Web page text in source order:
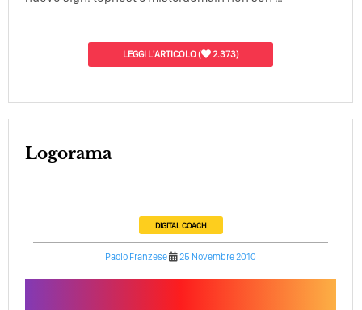
LEGGI L'ARTICOLO( 2.373)
Logorama
DIGITAL COACH
Paolo Franzese 25 Novembre 2010